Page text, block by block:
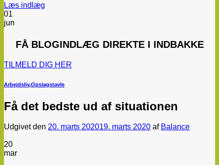
Læs indlæg
01
jun
FÅ BLOGINDLÆG DIREKTE I INDBAKKE
TILMELD DIG HER
Arbejdsliv,Opslagstavle
Få det bedste ud af situationen
Udgivet den 20. marts 202019. marts 2020 af Balance
20
mar